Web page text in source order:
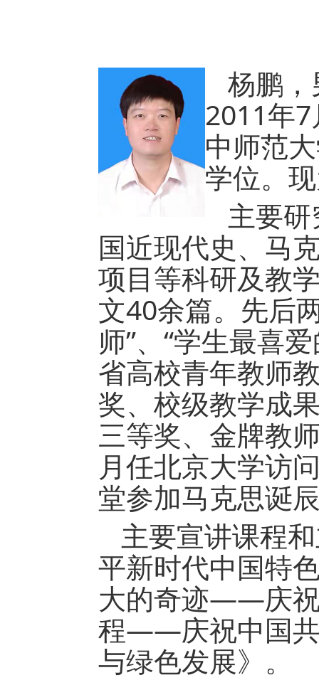
杨鹏
2011年
中师范
学位。
主要
国近现代史、马
项目等科研及教
文40余篇。先后
师”、“学生最喜
省高校青年教师
奖、校级教学成
三等奖、金牌教
月任北京大学访
堂参加马克思诞
主要宣讲课程
平新时代中国特
大的奇迹——庆祝
程——庆祝中国共
与绿色发展》。